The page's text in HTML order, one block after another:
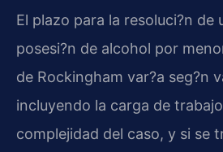
El plazo para la resoluci?n de
posesi?n de alcohol por
de Rockingham var?a seg?n
incluyendo la carga de
complejidad del caso, y si se